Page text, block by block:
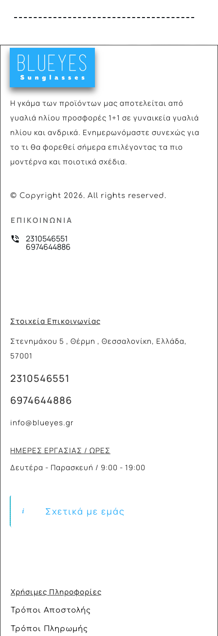
Η γκάμα των προϊόντων μας αποτελείται από
γυαλιά ηλίου προσφορές 1+1 σε γυναικεία γυαλιά
ηλίου και ανδρικά. Ενημερωνόμαστε συνεχώς για
το τι θα φορεθεί σήμερα επιλέγοντας τα πιο
μοντέρνα και ποιοτικά σχέδια.
© Copyright 2026. All rights reserved.
ΕΠΙΚΟΙΝΩΝΙΑ
2310546551
6974644886
Στοιχεία Επικοινωνίας
Στενημάχου 5 , Θέρμη , Θεσσαλονίκη, Ελλάδα,
57001
2310546551
6974644886
info@blueyes.gr
ΗΜΕΡΕΣ ΕΡΓΑΣΙΑΣ / ΩΡΕΣ
Δευτέρα - Παρασκευή / 9:00 - 19:00
Σχετικά με εμάς
Χρήσιμες Πληροφορίες
Τρόποι Αποστολής
Τρόποι Πληρωμής